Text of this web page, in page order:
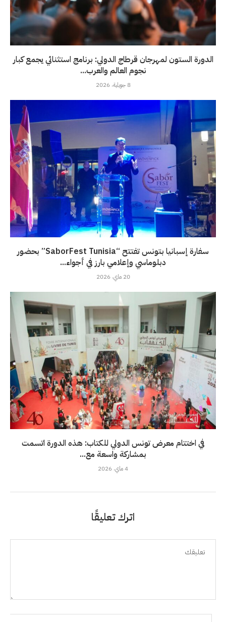
الدورة الستون لمهرجان قرطاج الدولي: برنامج استثنائي يجمع كبار
نجوم العالم والعرب...
8 جويلية، 2026
سفارة إسبانيا بتونس تفتتح “SaborFest Tunisia” بحضور
دبلوماسي وإعلامي بارز في أجواء...
20 ماي، 2026
في اختتام معرض تونس الدولي للكتاب: هذه الدورة اتسمت
بمشاركة واسعة مع...
4 ماي، 2026
اترك تعليقًا